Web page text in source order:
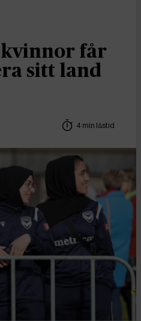
kvinnor får
sitt land
4 min lästid